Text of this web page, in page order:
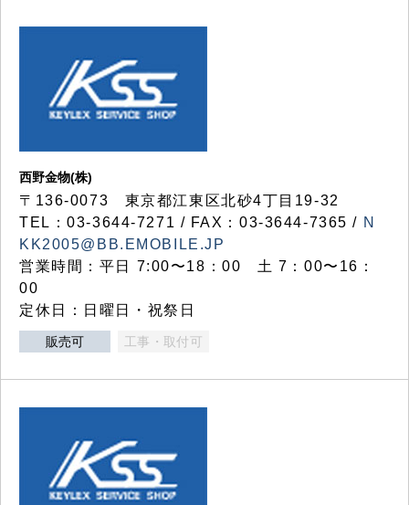
西野金物(株)
〒136-0073 東京都江東区北砂4丁目19-32
TEL：03‐3644‐7271 / FAX：03-3644-7365 / N
KK2005@BB.EMOBILE.JP
営業時間：平日 7:00〜18：00 土 7：00〜16：
00
定休日：日曜日・祝祭日
販売可 工事・取付可